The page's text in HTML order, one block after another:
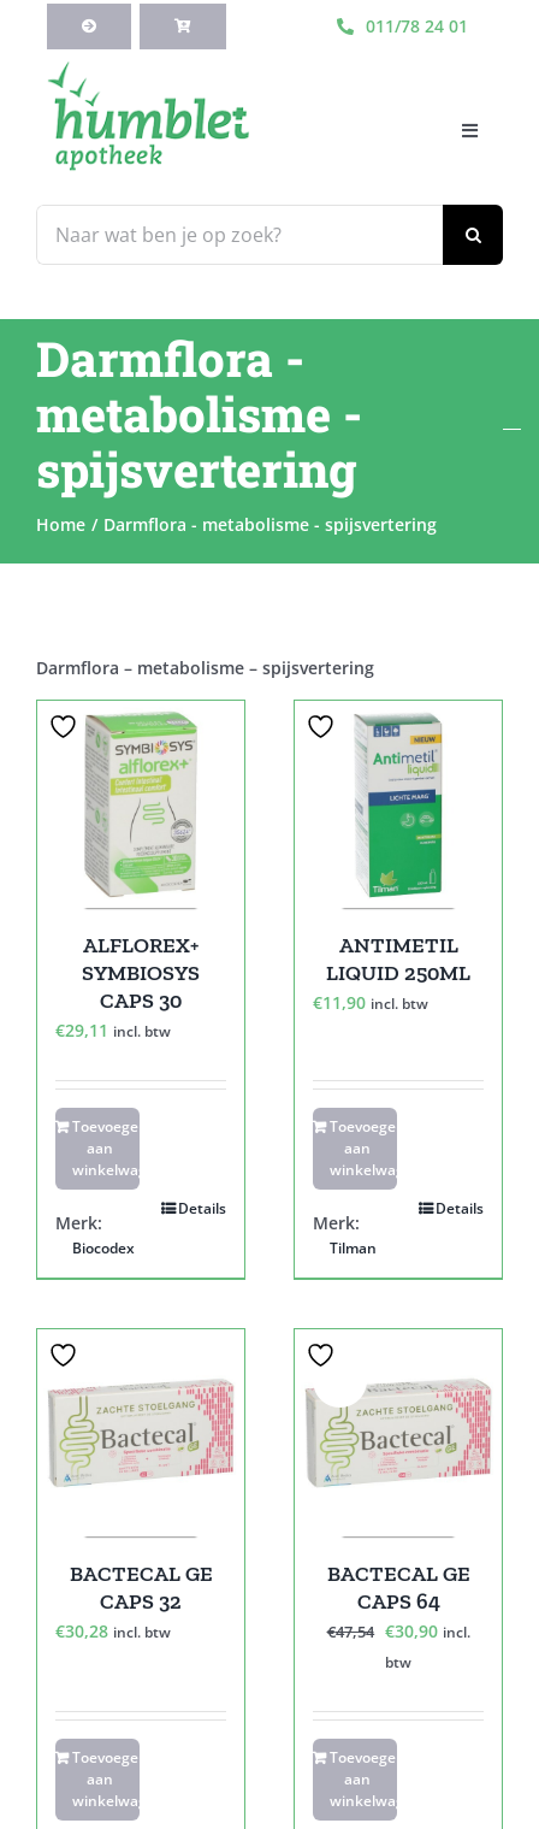
inhoud
011/78 24 01
naar:
Toggle
Webshop
Blog
Diensten
Darmflora -
metabolisme -
spijsvertering
Home Darmflora - metabolisme - spijsvertering
Darmflora – metabolisme – spijsvertering
ALFLOREX+
SYMBIOSYS
CAPS 30
€29,11 incl. btw
Toevoegen
aan
winkelwagen
Details
Merk:
Biocodex
ANTIMETIL
LIQUID 250ML
€11,90 incl. btw
Toevoegen
aan
winkelwagen
Details
Merk:
Tilman
BACTECAL GE
CAPS 32
€30,28 incl. btw
Toevoegen
aan
winkelwagen
BACTECAL GE
CAPS 64
€47,54 Oorspronkelijke
prijs
€47,54.
€30,90Huidige
€30,90.
incl.
btw
Toevoegen
aan
winkelwagen